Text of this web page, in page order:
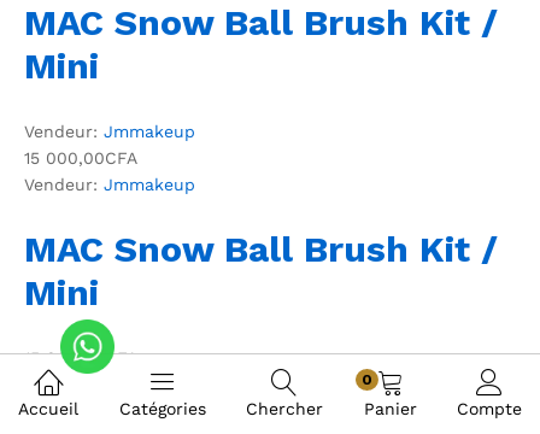
MAC Snow Ball Brush Kit /
Mini
Vendeur: Jmmakeup
15 000,00CFA
Vendeur: Jmmakeup
MAC Snow Ball Brush Kit /
Mini
15 000,00CFA
Accueil Catégories Chercher
0
Panier Compte